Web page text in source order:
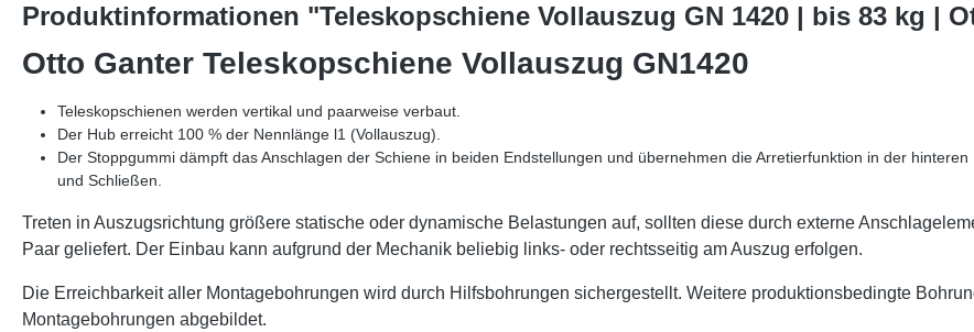
Produktinformationen "Teleskopschiene Vollauszug GN 1420 | bis 83 kg |
Otto Ganter Teleskopschiene Vollauszug GN1420
Teleskopschienen werden vertikal und paarweise verbaut.
Der Hub erreicht 100 % der Nennlänge l1 (Vollauszug).
Der Stoppgummi dämpft das Anschlagen der Schiene in beiden Endstellungen und übernehmen die Arretierfunktion in der
und Schließen.
Treten in Auszugsrichtung größere statische oder dynamische Belastungen auf, sollten diese durch externe
Paar geliefert. Der Einbau kann aufgrund der Mechanik beliebig links- oder rechtsseitig am Auszug erfolgen.
Die Erreichbarkeit aller Montagebohrungen wird durch Hilfsbohrungen sichergestellt. Weitere produktionsbedingte
Montagebohrungen abgebildet.